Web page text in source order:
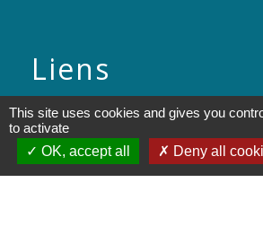
Liens
Communauté de Communes
des Savoir-Faire
Pays de Langres - PETR
This site uses cookies and gives you
to activate
OK, accept all
Deny all